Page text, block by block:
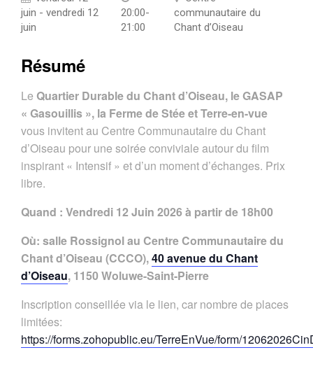
juin - vendredi 12
juin
20:00-
21:00
communautaire du
Chant d’Oiseau
Résumé
Le Quartier Durable du Chant d’Oiseau, le GASAP
« Gasouillis », la Ferme de Stée et Terre-en-vue
vous invitent au Centre Communautaire du Chant
d’Oiseau pour une soirée conviviale autour du film
inspirant « Intensif » et d’un moment d’échanges. Prix
libre.
Quand : Vendredi 12 Juin 2026 à partir de 18h00
Où: salle Rossignol au Centre Communautaire du
Chant d’Oiseau (CCCO),40 avenue du Chant
d’Oiseau, 1150 Woluwe-Saint-Pierre
Inscription conseillée via le lien, car nombre de places
limitées:
https://forms.zohopublic.eu/TerreEnVue/form/